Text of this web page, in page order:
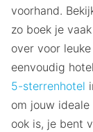
voorhand.
zo boek je
over voor
eenvoudig
5-sterrenhotel
om jouw
ook is, je bent